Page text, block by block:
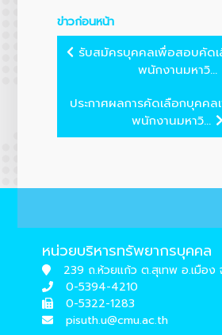
ข่าวก่อนหน้า
รับสมัครบุคคลเพื่อสอบคัดเ
พนักงานมหาวิ...
ประกาศผลการคัดเลือกบุคคล
พนักงานมหาวิ...
หน่วยบริหารทรัพยากรบุคคล
239 ถ.ห้วยแก้ว ต.สุเทพ อ.เมือง
0-5394-4210
0-5322-1283
pisuth.u@cmu.ac.th